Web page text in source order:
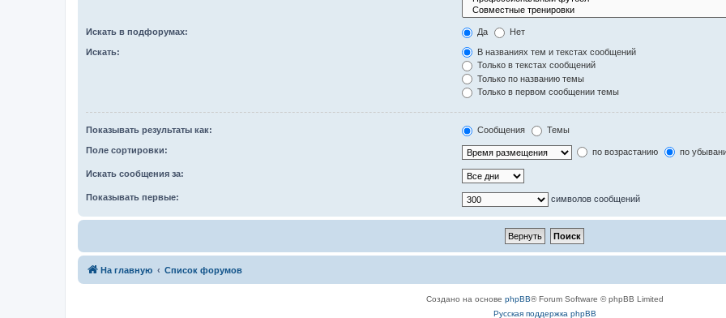
Искать в подфорумах: Да Нет
Искать:
В названиях тем и текстах сообщений
Только в текстах сообщений
Только по названию темы
Только в первом сообщении темы
Показывать результаты как: Сообщения Темы
Поле сортировки: по возрастанию по
Искать сообщения за:
Показывать первые: символов сообщений
На главную Список форумов
Создано на основе phpBB® Forum Software © phpBB Limited
Русская поддержка phpBB